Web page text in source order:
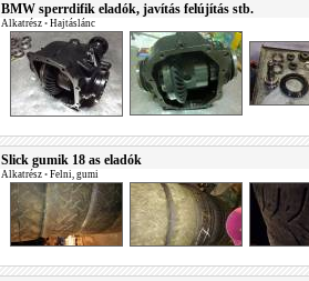
BMW sperrdifik eladók, javítás felújítás stb.
Alkatrész • Hajtáslánc
Slick gumik 18 as eladók
Alkatrész • Felni, gumi